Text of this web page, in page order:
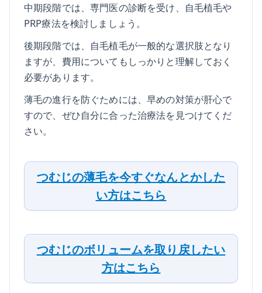
中期段階では、専門医の診断を受け、自毛植毛や
PRP療法を検討しましょう。
後期段階では、自毛植毛が一般的な選択肢となり
ますが、費用についてもしっかりと理解しておく
必要があります。
薄毛の進行を防ぐためには、早めの対策が肝心で
すので、ぜひ自分に合った治療法を見つけてくだ
さい。
つむじの薄毛を今すぐなんとかした
い方はこちら
つむじのボリュームを取り戻したい
方はこちら